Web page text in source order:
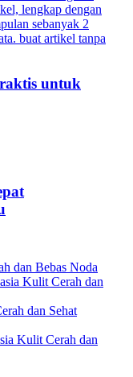
untuk
Kulit Cerah dan
Kulit Cerah dan